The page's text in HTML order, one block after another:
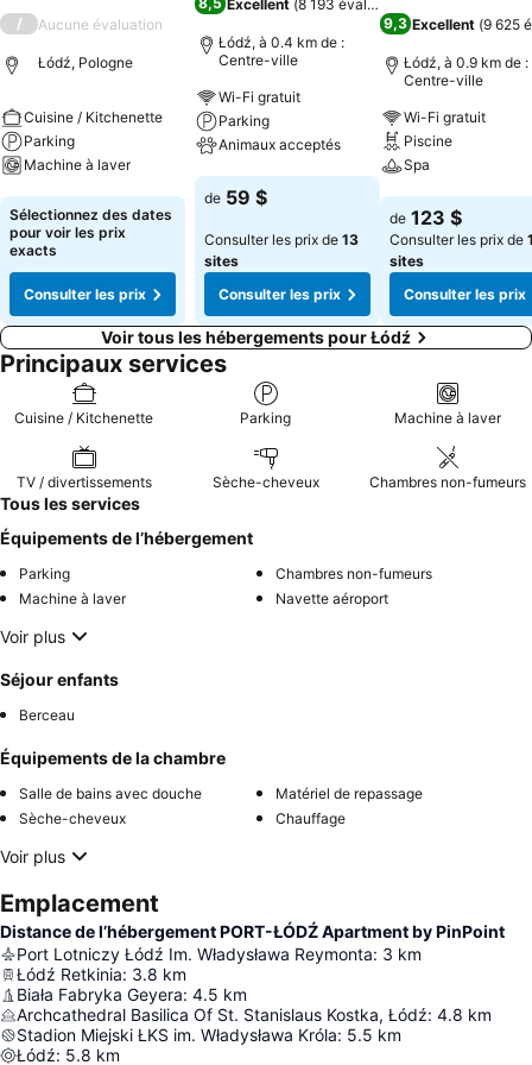
/ Aucune évaluation
Łódź, Pologne
Cuisine / Kitchenette
Parking
Machine à laver
Consulter les prix
Sélectionnez des dates
pour voir les prix
exacts
Consulter les prix
Excellent (8 193 évaluations
Łódź, à 0.4 km de :
Centre-ville
Wi-Fi gratuit
Parking
Animaux acceptés
Consulter les prix
de 59 $
Consulter les prix de 13
sites
Consulter les prix
9,3 Excellent (9 625
Łódź, à 0.9 km de :
Centre-ville
Wi-Fi gratuit
Piscine
Spa
Consulter les
de 123 $
Consulter les prix de
sites
Consulter les prix
Voir tous les hébergements pour Łódź
Principaux services
Cuisine / Kitchenette Parking Machine à laver
TV / divertissements Sèche-cheveux Chambres non-fumeurs
Tous les services
Équipements de l’hébergement
Parking
Chambres non-fumeurs
Machine à laver
Navette aéroport
Voir plus
Séjour enfants
Berceau
Équipements de la chambre
Salle de bains avec douche
Matériel de repassage
Sèche-cheveux
Chauffage
Voir plus
Emplacement
Distance de l’hébergement PORT-ŁÓDŹ Apartment by PinPoint
Port Lotniczy Łódź Im. Władysława Reymonta: 3 km
Łódź Retkinia: 3.8 km
Biała Fabryka Geyera: 4.5 km
Archcathedral Basilica Of St. Stanislaus Kostka, Łódź: 4.8 km
Stadion Miejski ŁKS im. Władysława Króla: 5.5 km
Łódź: 5.8 km